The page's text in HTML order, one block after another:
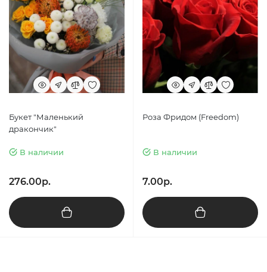
Букет "Маленький
дракончик"
В наличии
276.00р.
Роза Фридом (Freedom)
В наличии
7.00р.